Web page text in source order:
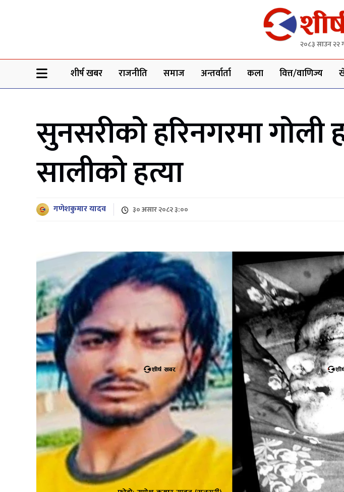
२०८३ साउन
शीर्ष खबर राजनीति समाज अन्तर्वार्ता कला वित्त/वाणिज्य
सुनसरीको हरिनगरमा गोली
सालीको हत्या
गणेशकुमार यादव ३० असार २०८२ ३:००